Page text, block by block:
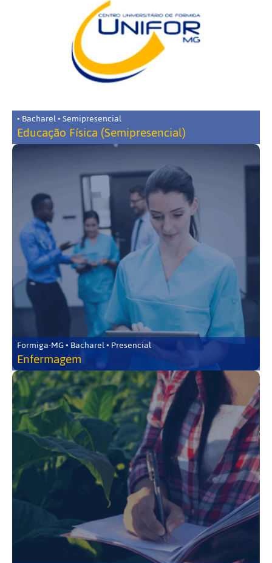
• Bacharel • Semipresencial
Educação Física (Semipresencial)
Formiga-MG • Bacharel • Presencial
Enfermagem